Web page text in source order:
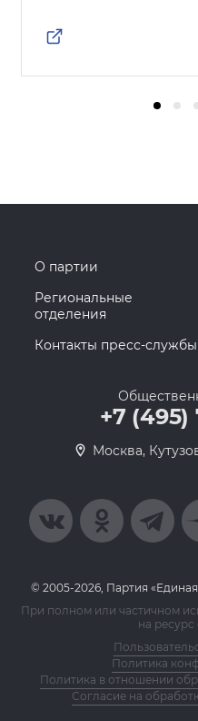
О партии
Региональные
отделения
Контакты пресс-службы
+7 (495)
Москва,
© 2005-2026, Партия
При полном или частичном
на ресурс
Политика
Политика в отношении
Согласие на